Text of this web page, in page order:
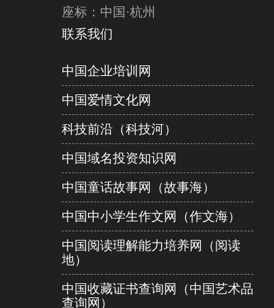
座标：中国·杭州
联系我们
中国企业培训网
中国爱情文化网
科技前沿（科技河）
中国域名投资知识网
中国童话故事网（故事海）
中国中小学生作文网（作文海）
中国阅读理解能力培养网（阅读
地）
中国收藏证书查询网（中国艺术品
查询网）